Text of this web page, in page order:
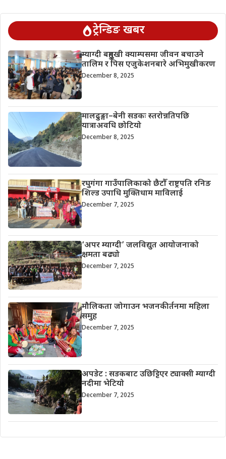
ट्रेन्डिङ खबर
म्याग्दी बहुमुखी क्याम्पसमा जीवन बचाउने
तालिम र पिस एजुकेशनबारे अभिमुखीकरण
December 8, 2025
मालढुङ्गा–बेनी सडकः स्तरोन्नतिपछि
यात्राअवधि छोटियो
December 8, 2025
रघुगंगा गाउँपालिकाको छैटौँ राष्ट्रपति रनिङ
शिल्ड उपाधि मुक्तिधाम माविलाई
December 7, 2025
‘अपर म्याग्दी’ जलविद्युत आयोजनाको
क्षमता बढ्यो
December 7, 2025
मौलिकता जोगाउन भजनकीर्तनमा महिला
समुह
December 7, 2025
अपडेट : सडकबाट उछिट्टिएर ट्याक्सी म्याग्दी
नदीमा भेटियो
December 7, 2025